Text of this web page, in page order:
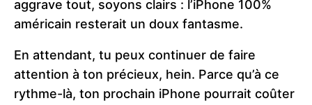
aggrave tout, soyons clairs : l’iPhone 100%
américain resterait un doux fantasme.
En attendant, tu peux continuer de faire
attention à ton précieux, hein. Parce qu’à ce
rythme-là, ton prochain iPhone pourrait coûter